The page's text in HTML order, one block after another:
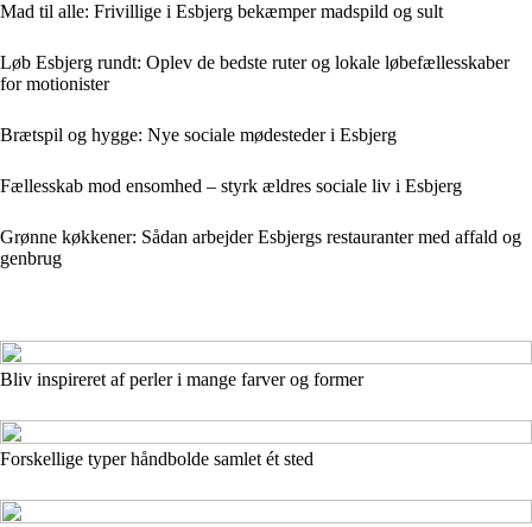
Mad til alle: Frivillige i Esbjerg bekæmper madspild og sult
Løb Esbjerg rundt: Oplev de bedste ruter og lokale løbefællesskaber
for motionister
Brætspil og hygge: Nye sociale mødesteder i Esbjerg
Fællesskab mod ensomhed – styrk ældres sociale liv i Esbjerg
Grønne køkkener: Sådan arbejder Esbjergs restauranter med affald og
genbrug
Bliv inspireret af perler i mange farver og former
Forskellige typer håndbolde samlet ét sted